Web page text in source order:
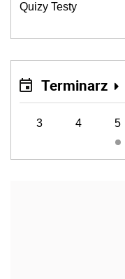
Quizy Testy
Terminarz
3 4 5